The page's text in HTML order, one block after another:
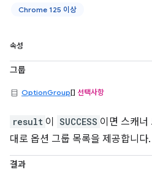
Chrome 125 이상
속성
그룹
OptionGroup[] 선택사항
result 이 SUCCESS 이면 스캐너
대로 옵션 그룹 목록을 제공합니다.
결과